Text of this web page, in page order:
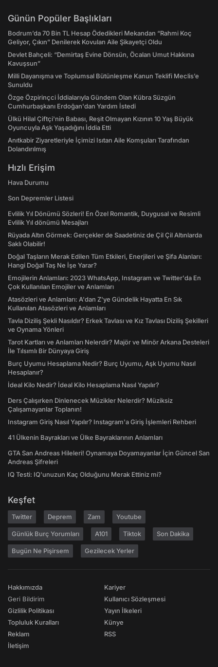
Günün Popüler Başlıkları
Bodrum’da 70 Bin TL Hesap Ödedikleri Mekandan “Rahmi Koç
Geliyor, Çıkın” Denilerek Kovulan Aile Şikayetçi Oldu
Devlet Bahçeli: “Demirtaş Evine Dönsün, Öcalan Umut Hakkına
Kavuşsun”
Milli Dayanışma ve Toplumsal Bütünleşme Kanun Teklifi Meclis’e
Sunuldu
Özge Özpirinçci İddialarıyla Gündem Olan Kübra Süzgün
Cumhurbaşkanı Erdoğan'dan Yardım İstedi
Ülkü Hilal Çiftçi'nin Babası, Reşit Olmayan Kızının 10 Yaş Büyük
Oyuncuyla Aşk Yaşadığını İddia Etti
Anıtkabir Ziyaretleriyle İçimizi Isıtan Aile Komşuları Tarafından
Dolandırılmış
Hızlı Erişim
Hava Durumu
Son Depremler Listesi
Evlilik Yıl Dönümü Sözleri! En Özel Romantik, Duygusal ve Resimli
Evlilik Yıl dönümü Mesajları
Rüyada Altın Görmek: Gerçekler de Saadetiniz de Çil Çil Altınlarda
Saklı Olabilir!
Doğal Taşların Merak Edilen Tüm Etkileri, Enerjileri ve Şifa Alanları:
Hangi Doğal Taş Ne İşe Yarar?
Emojilerin Anlamları: 2023 WhatsApp, Instagram ve Twitter'da En
Çok Kullanılan Emojiler ve Anlamları
Atasözleri ve Anlamları: A'dan Z'ye Gündelik Hayatta En Sık
Kullanılan Atasözleri ve Anlamları
Tavla Diziliş Şekli Nasıldır? Erkek Tavlası ve Kız Tavlası Diziliş Şekilleri
ve Oynama Yönleri
Tarot Kartları ve Anlamları Nelerdir? Majör ve Minör Arkana Desteleri
İle Tılsımlı Bir Dünyaya Giriş
Burç Uyumu Hesaplama Nedir? Burç Uyumu, Aşk Uyumu Nasıl
Hesaplanır?
İdeal Kilo Nedir? İdeal Kilo Hesaplama Nasıl Yapılır?
Ders Çalışırken Dinlenecek Müzikler Nelerdir? Müziksiz
Çalışamayanlar Toplanın!
Instagram Giriş Nasıl Yapılır? Instagram'a Giriş İşlemleri Rehberi
41 Ülkenin Bayrakları ve Ülke Bayraklarının Anlamları
GTA San Andreas Hileleri! Oynamaya Doyamayanlar İçin Güncel San
Andreas Şifreleri
IQ Testi: IQ'unuzun Kaç Olduğunu Merak Ettiniz mi?
Keşfet
Twitter Deprem Zam Youtube
Günlük Burç Yorumları A101 Tiktok Son Dakika
Bugün Ne Pişirsem Gezilecek Yerler
Hakkımızda
Geri Bildirim
Gizlilik Politikası
Topluluk Kuralları
Reklam
İletişim
Kariyer
Kullanıcı Sözleşmesi
Yayın İlkeleri
Künye
RSS